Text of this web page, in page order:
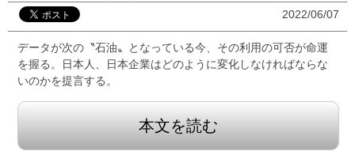
2022/06/07
データが次の〝石油〟となっている今、その利用の可否が命運
を握る。日本人、日本企業はどのように変化しなければならな
いのかを提言する。
本文を読む